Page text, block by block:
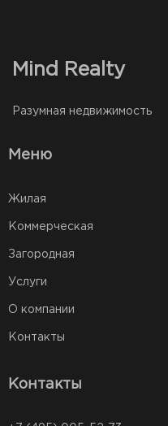
Mind Realty
Разумная недвижимость
Меню
Жилая
Коммерческая
Загородная
Услуги
О компании
Контакты
Контакты